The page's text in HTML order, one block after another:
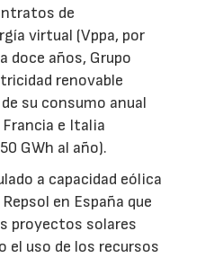
de
virtual (Vppa, por
doce años, Grupo
renovable
su consumo anual
e Italia
GWh al año).
a capacidad eólica
en España que
proyectos solares
el uso de los recursos